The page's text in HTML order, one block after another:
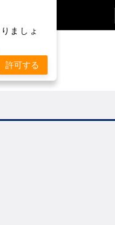
ましょ
許可する